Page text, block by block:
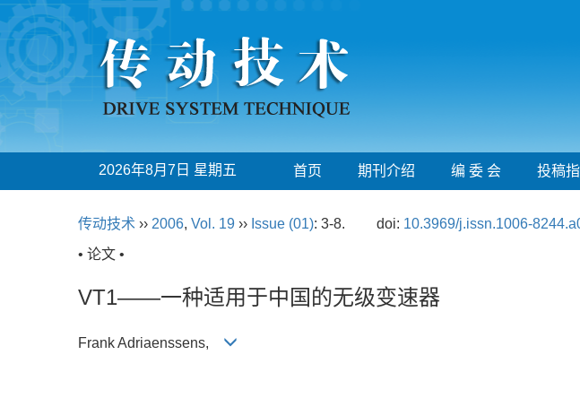
2026年8月7日 星期五 首页 期刊介绍 编 委 会 投稿
传动技术 ›› 2006, Vol. 19 ›› Issue (01): 3-8. doi: 10.3969/j.issn.1006-
• 论文 •
VT1——一种适用于中国的无级变速器
Frank Adriaenssens,